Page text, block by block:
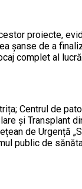
proiecte,
șanse de a
complet al
Centrul de
și Transplant
de Urgență
public de